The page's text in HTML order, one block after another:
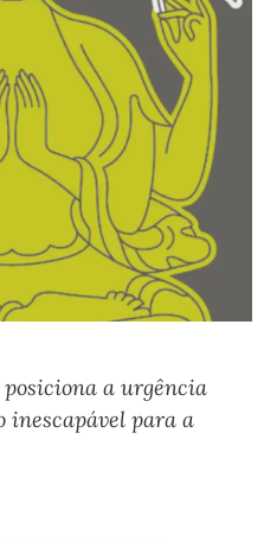
a urgência
inescapável para a